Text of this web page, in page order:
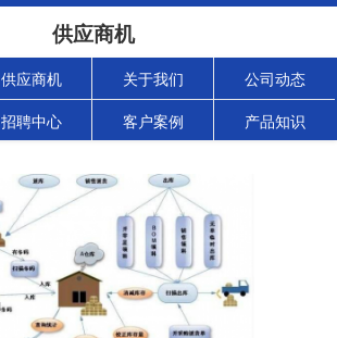
供应商机
供应商机 关于我们 公司动态
招聘中心 客户案例 产品知识